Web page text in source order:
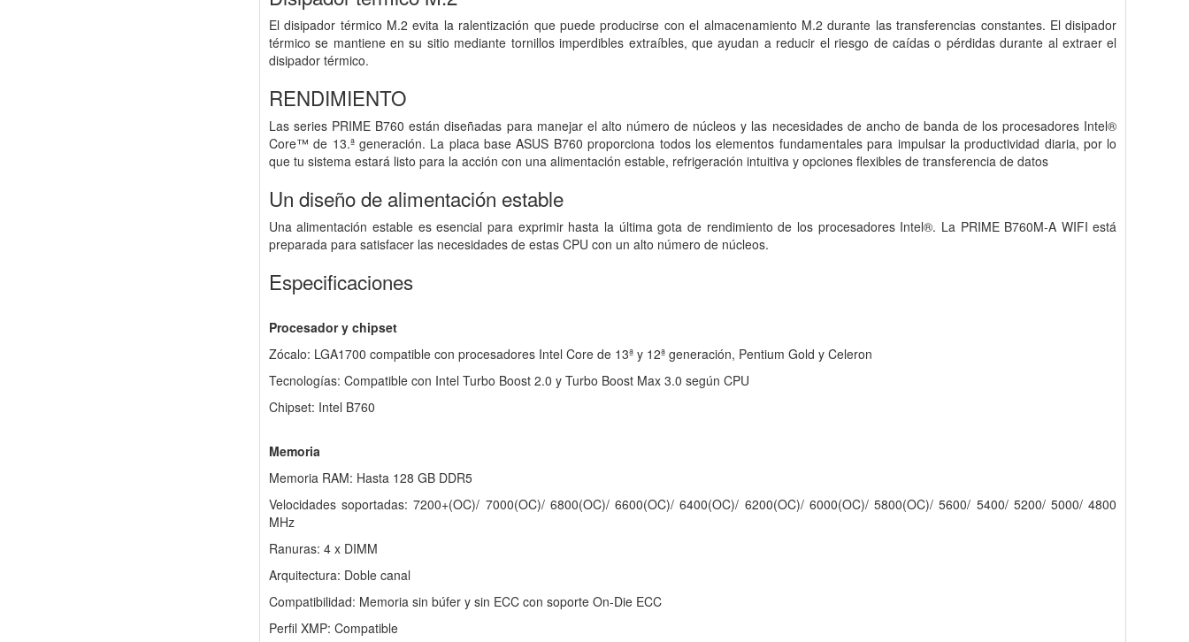
El disipador térmico M.2 evita la ralentización que puede producirse con el almacenamiento M.2 durante las transferencias constantes. El disipador
térmico se mantiene en su sitio mediante tornillos imperdibles extraíbles, que ayudan a reducir el riesgo de caídas o pérdidas durante al extraer el
disipador térmico.
RENDIMIENTO
Las series PRIME B760 están diseñadas para manejar el alto número de núcleos y las necesidades de ancho de banda de los procesadores Intel®
Core™ de 13.ª generación. La placa base ASUS B760 proporciona todos los elementos fundamentales para impulsar la productividad diaria, por lo
que tu sistema estará listo para la acción con una alimentación estable, refrigeración intuitiva y opciones flexibles de transferencia de datos
Un diseño de alimentación estable
Una alimentación estable es esencial para exprimir hasta la última gota de rendimiento de los procesadores Intel®. La PRIME B760M-A WIFI está
preparada para satisfacer las necesidades de estas CPU con un alto número de núcleos.
Especificaciones
Procesador y chipset
Zócalo: LGA1700 compatible con procesadores Intel Core de 13ª y 12ª generación, Pentium Gold y Celeron
Tecnologías: Compatible con Intel Turbo Boost 2.0 y Turbo Boost Max 3.0 según CPU
Chipset: Intel B760
Memoria
Memoria RAM: Hasta 128 GB DDR5
Velocidades soportadas: 7200+(OC)/ 7000(OC)/ 6800(OC)/ 6600(OC)/ 6400(OC)/ 6200(OC)/ 6000(OC)/ 5800(OC)/ 5600/ 5400/ 5200/ 5000/ 4800
MHz
Ranuras: 4 x DIMM
Arquitectura: Doble canal
Compatibilidad: Memoria sin búfer y sin ECC con soporte On-Die ECC
Perfil XMP: Compatible